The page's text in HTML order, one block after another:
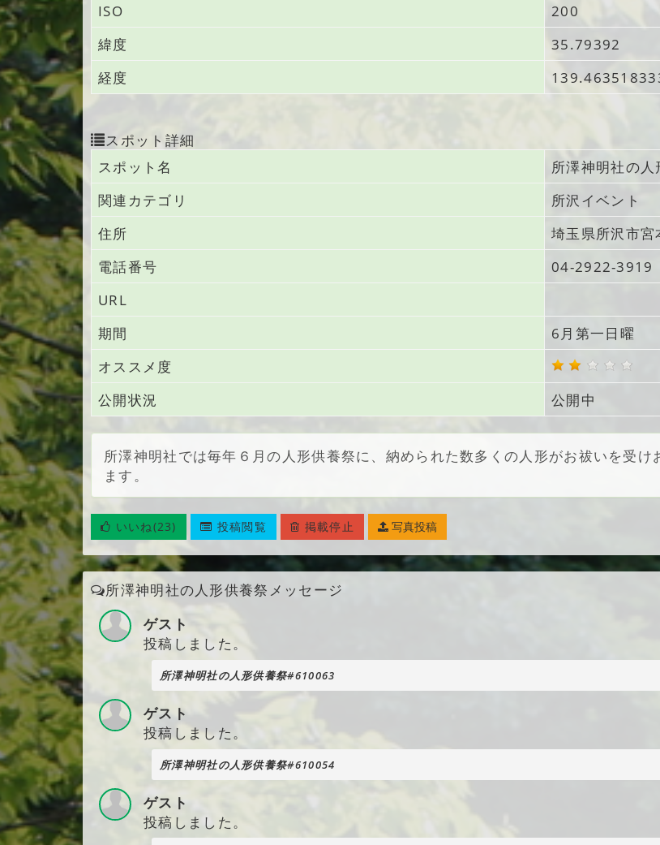
ISO
200
緯度
35.79392
経度
スポット詳細
スポット名
所澤神明社の人
関連カテゴリ
所沢イベント
住所
埼玉県所沢市宮
電話番号
04-2922-3919
URL
期間
6月第一日曜
オススメ度
公開状況
公開中
所澤神明社では毎年６月の人形供養祭に、納められた数多くの人形がお祓いを受
ます。
いいね(23) 投稿閲覧 掲載停止 写真投稿
所澤神明社の人形供養祭メッセージ
ゲスト
投稿しました。
所澤神明社の人形供養祭#610063
ゲスト
投稿しました。
所澤神明社の人形供養祭#610054
ゲスト
投稿しました。